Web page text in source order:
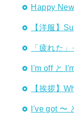
Happy
【洋服】
「疲れた
I'm off と
【挨拶】
I've got 〜